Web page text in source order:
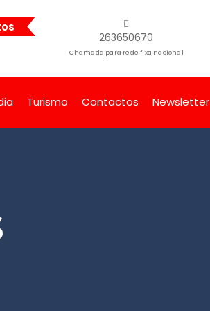
263650670
Chamada para rede fixa nacional
Turismo Contactos Newsletter